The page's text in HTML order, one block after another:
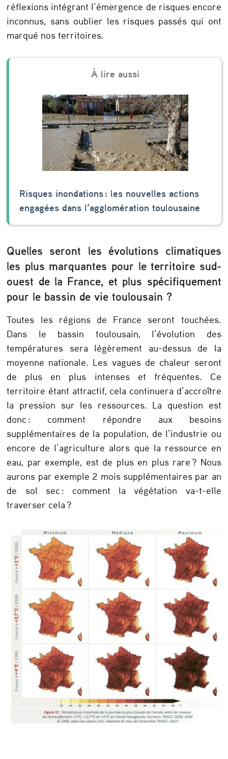
o
u
r
réflexions intégrant l’émergence de risques encore
inconnus, sans oublier les risques passés qui ont
marqué nos territoires.
Risques inondations : les nouvelles actions
engagées dans l’agglomération toulousaine
Quelles seront les évolutions climatiques
les plus marquantes pour le territoire sud-
ouest de la France, et plus spécifiquement
pour le bassin de vie toulousain ?
Toutes les régions de France seront touchées.
Dans le bassin toulousain, l’évolution des
températures sera légèrement au-dessus de la
moyenne nationale. Les vagues de chaleur seront
de plus en plus intenses et fréquentes. Ce
territoire étant attractif, cela continuera d’accroître
la pression sur les ressources. La question est
donc : comment répondre aux besoins
supplémentaires de la population, de l’industrie ou
encore de l’agriculture alors que la ressource en
eau, par exemple, est de plus en plus rare ? Nous
aurons par exemple 2 mois supplémentaires par an
de sol sec : comment la végétation va-t-elle
traverser cela ?